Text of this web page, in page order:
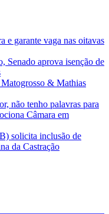
e garante vaga nas oitavas
Senado aprova isenção de
& Mathias
não tenho palavras para
Câmara em
solicita inclusão de
da Castração